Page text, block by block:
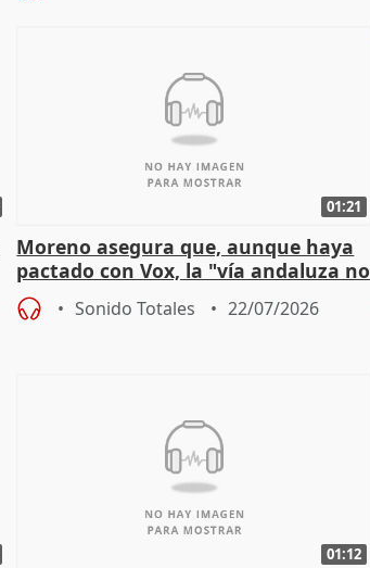
01:21
Moreno asegura que, aunque haya
pactado con Vox, la "vía andaluza no
ha muerto" ni él va a "cambiar"
Sonido Totales 22/07/2026
01:12